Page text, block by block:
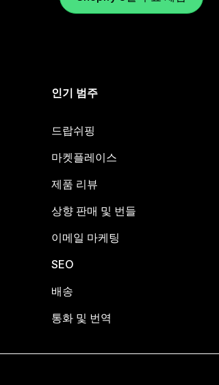
인기 범주
드랍쉬핑
마켓플레이스
제품 리뷰
상향 판매 및 번들
이메일 마케팅
SEO
배송
통화 및 번역